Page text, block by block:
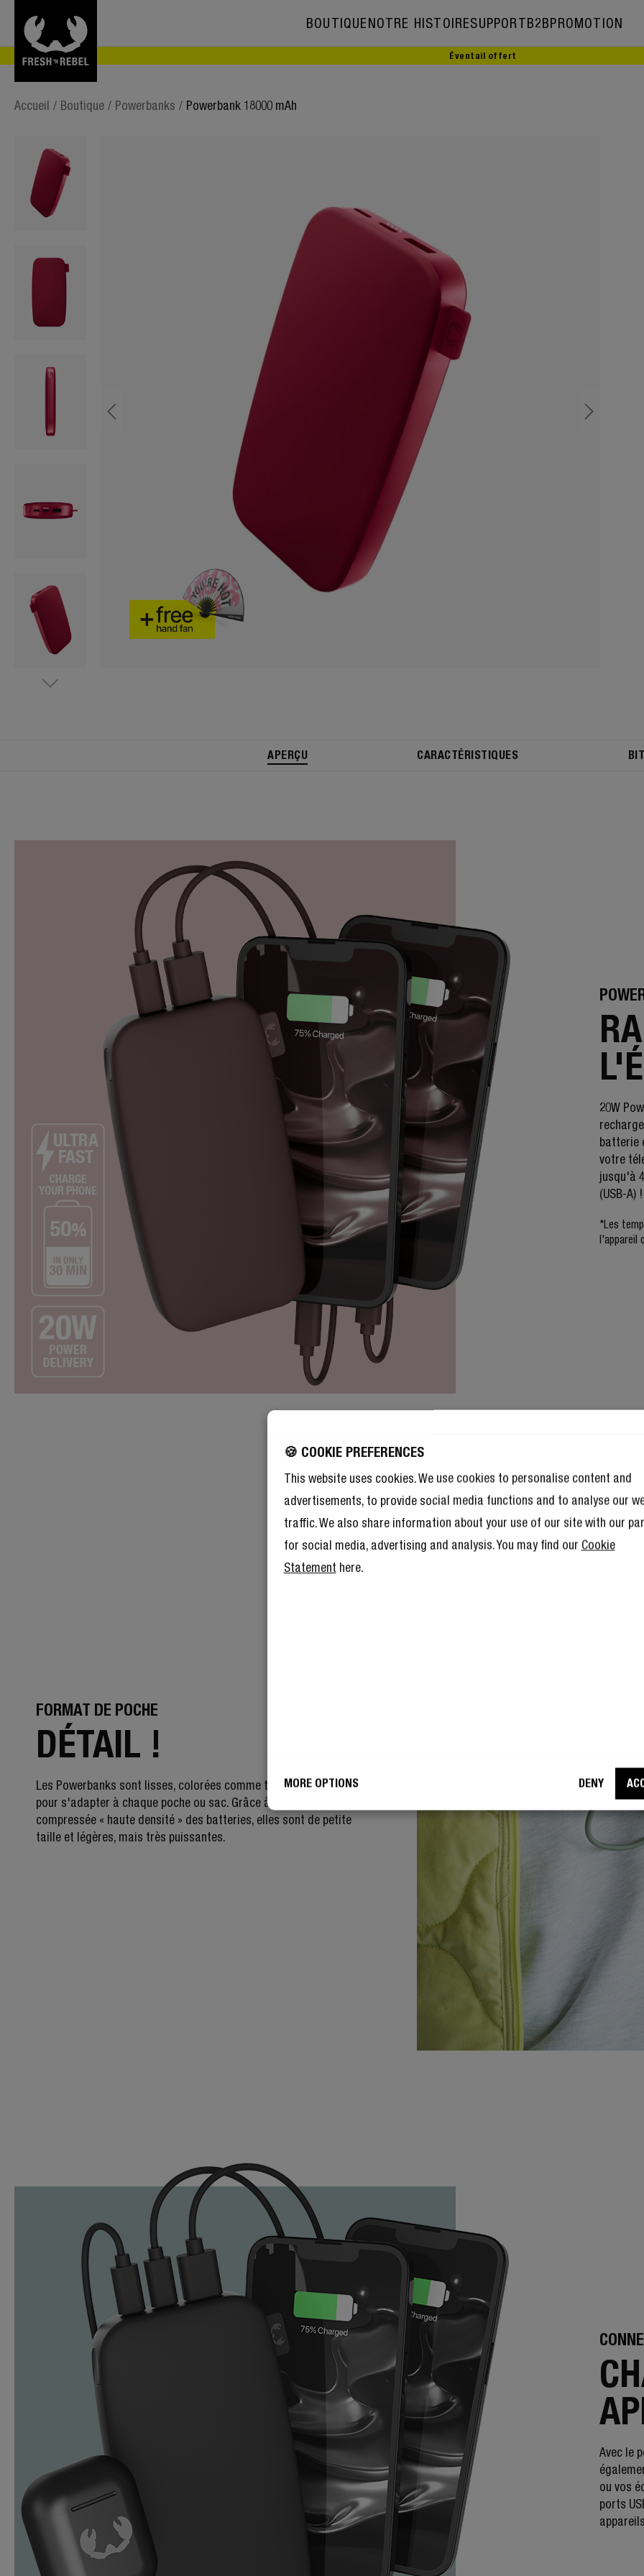
🍪 COOKIE PREFERENCES
This website uses cookies. We use cookies to personalise content and
advertisements, to provide social media functions and to analyse our
traffic. We also share information about your use of our site with our
for social media, advertising and analysis. You may find our Cookie
Statement here.
MORE OPTIONS DENY
BOUTIQUENOTRE HISTOIRESUPPORTB2BPROMOTION
Éventail offert
Accueil / Boutique / Powerbanks / Powerbank 18000 mAh
APERÇU CARACTÉRISTIQUES
20W
batterie
votre
jusqu'à
(USB-A) !
*Les
l'appareil
FORMAT DE POCHE
DÉTAIL !
Les Powerbanks sont lisses, colorées comme toujours et conçues
pour s'adapter à chaque poche ou sac. Grâce à la technologie
compressée « haute densité » des batteries, elles sont de petite
taille et légères, mais très puissantes.
Avec le
ou vos
ports